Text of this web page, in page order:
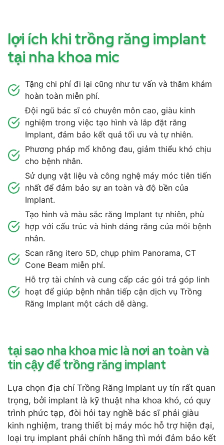
lợi ích khi trồng răng implant
tại nha khoa mic
Tặng chi phí đi lại cũng như tư vấn và thăm khám
hoàn toàn miễn phí.
Đội ngũ bác sĩ có chuyên môn cao, giàu kinh
nghiệm trong việc tạo hình và lắp đặt răng
Implant, đảm bảo kết quả tối ưu và tự nhiên.
Phương pháp mổ không đau, giảm thiểu khó chịu
cho bệnh nhân.
Sử dụng vật liệu và công nghệ máy móc tiên tiến
nhất để đảm bảo sự an toàn và độ bền của
Implant.
Tạo hình và màu sắc răng Implant tự nhiên, phù
hợp với cấu trúc và hình dáng răng của mỗi bệnh
nhân.
Scan răng itero 5D, chụp phim Panorama, CT
Cone Beam miễn phí.
Hỗ trợ tài chính và cung cấp các gói trả góp linh
hoạt để giúp bệnh nhân tiếp cận dịch vụ Trồng
Răng Implant một cách dễ dàng.
tại sao nha khoa mic là nơi an toàn và
tin cậy để trồng răng implant
Lựa chọn địa chỉ Trồng Răng Implant uy tín rất quan
trọng, bởi implant là kỹ thuật nha khoa khó, có quy
trình phức tạp, đòi hỏi tay nghề bác sĩ phải giàu
kinh nghiệm, trang thiết bị máy móc hỗ trợ hiện đại,
loại trụ implant phải chính hãng thì mới đảm bảo kết